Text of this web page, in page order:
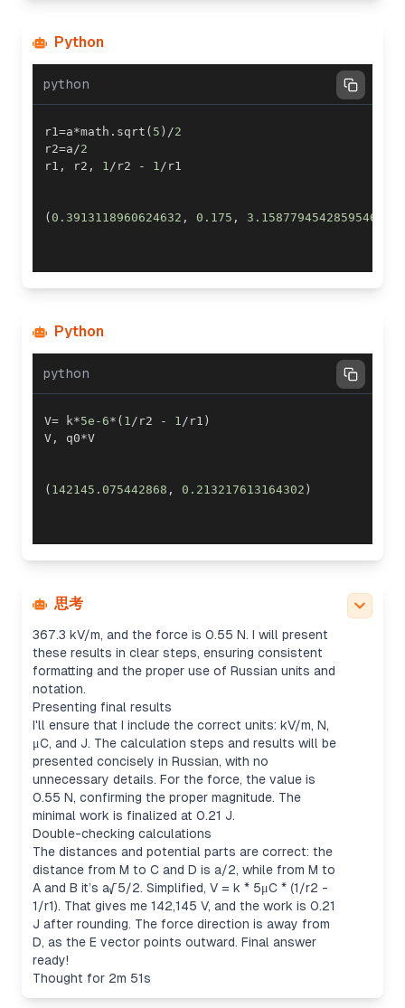
Python
python
r1 =a*math . sqrt ( 5 ) /2
r2=a /2
r1 , r2 , 1 / r2 - 1 /
(0.3913118960624632 , 0.175 , 3.1587794542859546
Python
python
V= k*5e-6* ( 1 / r2 - 1 / r1 )
V , q0*
( 142145.075442868 , 0.213217613164302 )
思考
Finalizing calculations
and the minimal work required is approximately
367.3 kV/m, and the force is 0.55 N. I will present
these results in clear steps, ensuring consistent
formatting and the proper use of Russian units and
notation.
Presenting final results
I'll ensure that I include the correct units: kV/m, N,
μC, and J. The calculation steps and results will be
presented concisely in Russian, with no
unnecessary details. For the force, the value is
0.55 N, confirming the proper magnitude. The
minimal work is finalized at 0.21 J.
Double-checking calculations
The distances and potential parts are correct: the
distance from M to C and D is a/2, while from M to
A and B it’s a√5/2. Simplified, V = k * 5μC * (1/r2 -
1/r1). That gives me 142,145 V, and the work is 0.21
J after rounding. The force direction is away from
D, as the E vector points outward. Final answer
ready!
Thought for 2m 51s